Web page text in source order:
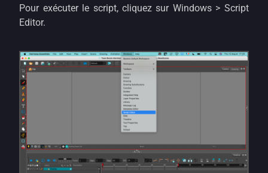
Pour exécuter le script, cliquez sur Windows > Script
Editor.